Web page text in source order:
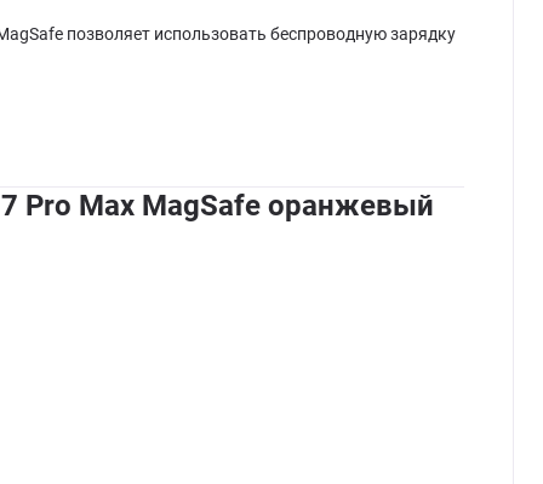
позволяет использовать беспроводную зарядку
Pro Max MagSafe оранжевый